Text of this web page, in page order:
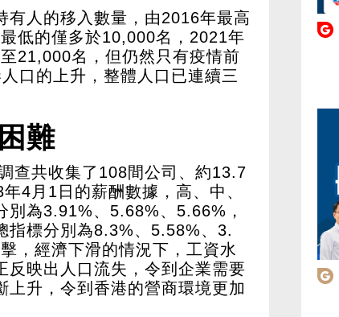
有人的移入數量，由2016年最高
低的僅多於10,000名，2021年
21,000名，但仍然只有疫情前
口的上升，整體人口已連續三
難
查共收集了108間公司、約13.7
4月1日的薪酬數據，高、中、
別為3.91%、5.68%、5.66%，
指標分別為8.3%、5.58%、3.
，經濟下滑的情況下，工資水
反映出人口流失，令到企業需要
升，令到香港的營商環境更加